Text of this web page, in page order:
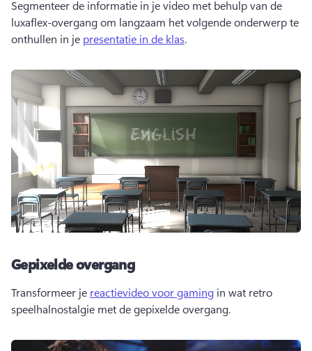
Segmenteer de informatie in je video met behulp van de
luxaflex-overgang om langzaam het volgende onderwerp te
onthullen in je presentatie in de klas.
Gepixelde overgang
Transformeer je reactievideo voor gaming in wat retro
speelhalnostalgie met de gepixelde overgang.